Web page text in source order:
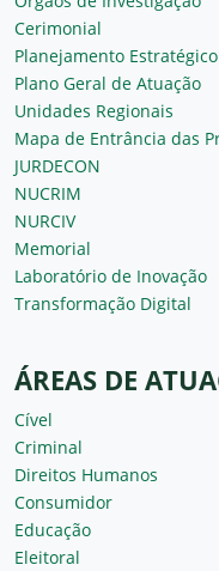
Cerimonial
Planejamento Estratégico
Plano Geral de Atuação
Unidades Regionais
Mapa de Entrância das
JURDECON
NUCRIM
NURCIV
Memorial
Laboratório de Inovação
Transformação Digital
ÁREAS DE
Cível
Criminal
Direitos Humanos
Consumidor
Educação
Eleitoral